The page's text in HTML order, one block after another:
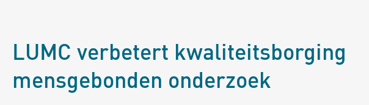
LUMC verbetert kwaliteitsborging
mensgebonden onderzoek